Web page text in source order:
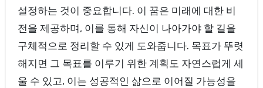
설정하는 것이 중요합니다. 이 꿈은 미래에 대한 비
전을 제공하며, 이를 통해 자신이 나아가야 할 길을
구체적으로 정리할 수 있게 도와줍니다. 목표가 뚜렷
해지면 그 목표를 이루기 위한 계획도 자연스럽게 세
울 수 있고, 이는 성공적인 삶으로 이어질 가능성을